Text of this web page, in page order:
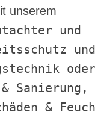
unserem
und
und
oder
Sanierung,
&